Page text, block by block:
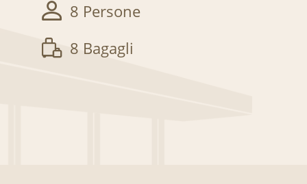
8 Persone
8 Bagagli